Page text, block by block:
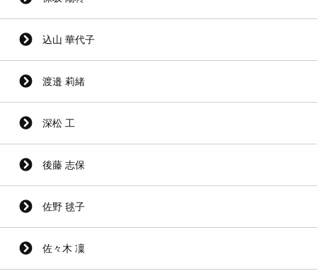
込山 華代子
渡邉 莉緒
深松 工
後藤 志保
佐野 毬子
佐々木 凜